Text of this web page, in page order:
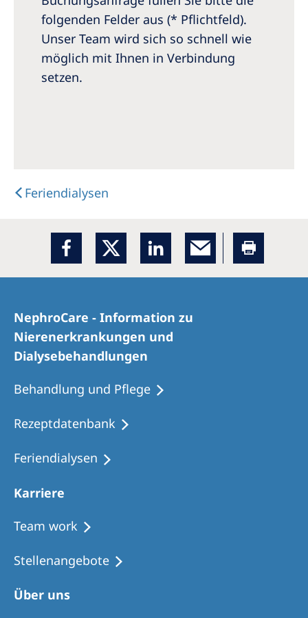
Australia
Philippines
folgenden Felder aus (* Pflichtfeld).
Unser Team wird sich so schnell wie
möglich mit Ihnen in Verbindung
setzen.
Feriendialysen
NephroCare - Information zu
Nierenerkrankungen und
Dialysebehandlungen
Behandlung und Pflege
Rezeptdatenbank
Feriendialysen
Karriere
Team work
Stellenangebote
Über uns